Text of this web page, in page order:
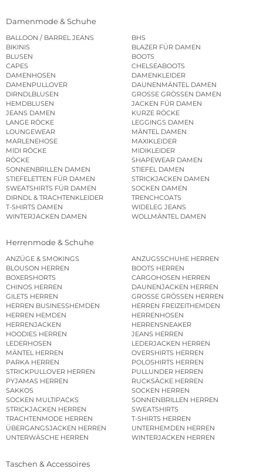
Damenmode & Schuhe
BALLOON / BARREL JEANS
BHS
BIKINIS
BLAZER FÜR DAMEN
BLUSEN
BOOTS
CAPES
CHELSEABOOTS
DAMENHOSEN
DAMENKLEIDER
DAMENPULLOVER
DAUNENMÄNTEL DAMEN
DIRNDLBLUSEN
GROSSE GRÖSSEN DAMEN
HEMDBLUSEN
JACKEN FÜR DAMEN
JEANS DAMEN
KURZE RÖCKE
LANGE RÖCKE
LEGGINGS DAMEN
LOUNGEWEAR
MÄNTEL DAMEN
MARLENEHOSE
MAXIKLEIDER
MIDI RÖCKE
MIDIKLEIDER
RÖCKE
SHAPEWEAR DAMEN
SONNENBRILLEN DAMEN
STIEFEL DAMEN
STIEFELETTEN FÜR DAMEN
STRICKJACKEN DAMEN
SWEATSHIRTS FÜR DAMEN
SOCKEN DAMEN
DIRNDL & TRACHTENKLEIDER
TRENCHCOATS
T-SHIRTS DAMEN
WIDELEG JEANS
WINTERJACKEN DAMEN
WOLLMÄNTEL DAMEN
Herrenmode & Schuhe
ANZÜGE & SMOKINGS
ANZUGSSCHUHE HERREN
BLOUSON HERREN
BOOTS HERREN
BOXERSHORTS
CARGOHOSEN HERREN
CHINOS HERREN
DAUNENJACKEN HERREN
GILETS HERREN
GROSSE GRÖSSEN HERREN
HERREN BUSINESSHEMDEN
HERREN FREIZEITHEMDEN
HERREN HEMDEN
HERRENHOSEN
HERRENJACKEN
HERRENSNEAKER
HOODIES HERREN
JEANS HERREN
LEDERHOSEN
LEDERJACKEN HERREN
MÄNTEL HERREN
OVERSHIRTS HERREN
PARKA HERREN
POLOSHIRTS HERREN
STRICKPULLOVER HERREN
PULLUNDER HERREN
PYJAMAS HERREN
RUCKSÄCKE HERREN
SAKKOS
SOCKEN HERREN
SOCKEN MULTIPACKS
SONNENBRILLEN HERREN
STRICKJACKEN HERREN
SWEATSHIRTS
TRACHTENMODE HERREN
T-SHIRTS HERREN
ÜBERGANGSJACKEN HERREN
UNTERHEMDEN HERREN
UNTERWÄSCHE HERREN
WINTERJACKEN HERREN
Taschen & Accessoires